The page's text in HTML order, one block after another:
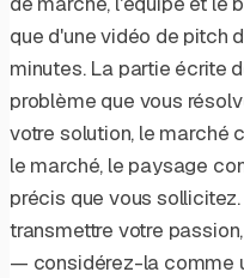
que d'une vidéo de pitch
minutes. La partie écrite
problème que vous
votre solution, le marché
le marché, le paysage
précis que vous
transmettre votre
— considérez-la comme